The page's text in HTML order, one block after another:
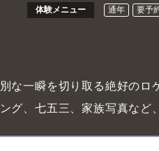
体験メニュー 通年 要予
な一瞬を切り取る絶好のロ
グ、七五三、家族写真など